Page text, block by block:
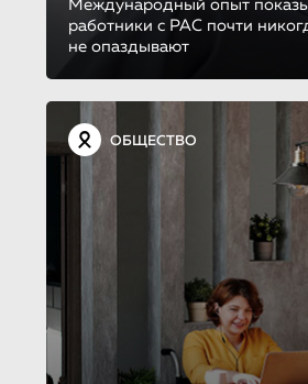
Международный опыт
работники с РАС почти
не опаздывают
ОБЩЕСТВО